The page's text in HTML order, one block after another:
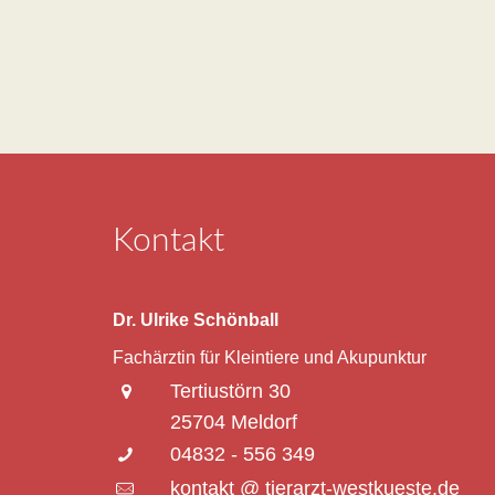
Kontakt
Dr. Ulrike Schönball
Fachärztin für Kleintiere und Akupunktur
Tertiustörn 30
25704 Meldorf
04832 - 556 349
kontakt @ tierarzt-westkueste.de